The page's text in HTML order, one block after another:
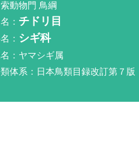
動物門 鳥綱
： チドリ目
： シギ科
：ヤマシギ属
体系：日本鳥類目録改訂第７版